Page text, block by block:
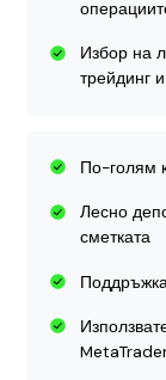
Избор на
трейдинг
По-голям
Лесно
сметката